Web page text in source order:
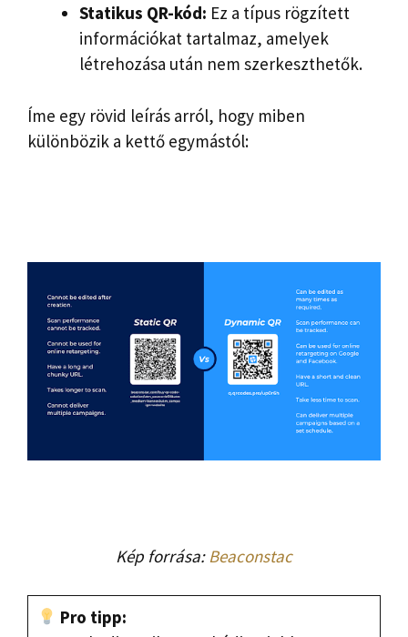
Statikus QR-kód: Ez a típus rögzített
információkat tartalmaz, amelyek
létrehozása után nem szerkeszthetők.
Íme egy rövid leírás arról, hogy miben
különbözik a kettő egymástól:
Kép forrása:Beaconstac
Pro tipp: